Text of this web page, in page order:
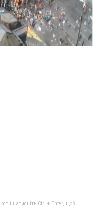
і натисніть Ctrl + Enter, щоб